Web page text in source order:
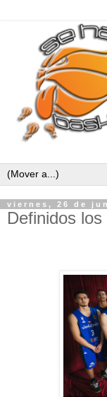
viernes, 26 de
Definidos